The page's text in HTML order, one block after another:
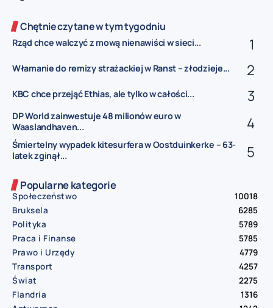
Chętnie czytane w tym tygodniu
Rząd chce walczyć z mową nienawiści w sieci...
Włamanie do remizy strażackiej w Ranst – złodzieje...
KBC chce przejąć Ethias, ale tylko w całości...
DP World zainwestuje 48 milionów euro w
Waaslandhaven...
Śmiertelny wypadek kitesurfera w Oostduinkerke – 63-
latek zginął...
Popularne kategorie
Społeczeństwo
10018
Bruksela
6285
Polityka
5789
Praca i Finanse
5785
Prawo i Urzędy
4779
Transport
4257
Świat
2275
Flandria
1316